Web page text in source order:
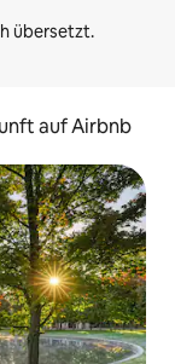
auf Airbnb